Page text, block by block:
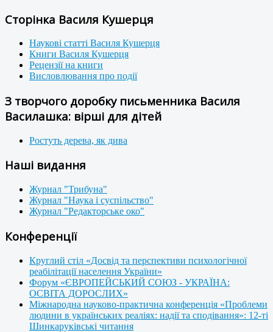
Сторінка Василя Кушерця
Наукові статті Василя Кушерця
Книги Василя Кушерця
Рецензії на книги
Висловлювання про події
З творчого доробку письменника Василя
Василашка: вірші для дітей
Ростуть дерева, як дива
Наші видання
Журнал "Трибуна"
Журнал "Наука і суспільство"
Журнал "Редакторське око"
Конференції
Круглий стіл «Досвід та перспективи психологічної
реабілітації населення України»
Форум «ЄВРОПЕЙСЬКИЙ СОЮЗ - УКРАЇНА:
ОСВІТА ДОРОСЛИХ»
Міжнародна науково-практична конференція «Проблеми
людини в українських реаліях: надії та сподівання»: 12-ті
Шинкаруківські читання